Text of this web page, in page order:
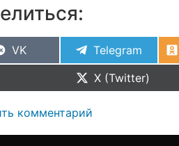
VK Telegram
X (Twitter)
комментарий